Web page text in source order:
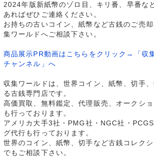
2024年版新紙幣のゾロ目、キリ番、早番な
あればぜひご連絡ください。
お持ちの古いコイン、紙幣など古銭のご売
集ワールドへご相談下さい。
商品展示PR動画はこちらをクリック→「収
チャンネル」へ
収集ワールドは、世界コイン、紙幣、切手
る古銭専門店です。
高価買取、無料鑑定、代理販売、オークシ
も行っております。
アメリカ大手3社・PMG社・NGC社・
グ代行も行っております。
世界のコイン、紙幣、切手など古銭コレク
でもご相談下さい。